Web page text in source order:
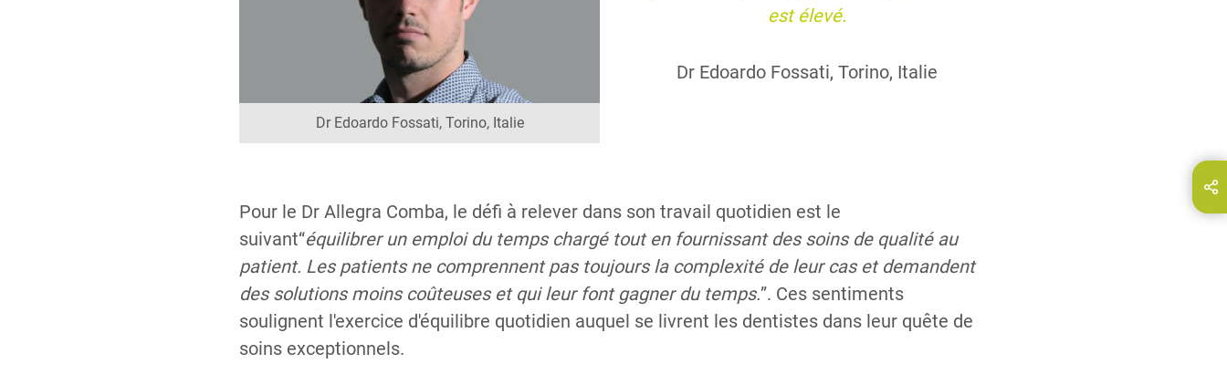
Dr Edoardo Fossati, Torino, Italie
est élevé.
Dr Edoardo Fossati, Torino, Italie
Pour le Dr Allegra Comba, le défi à relever dans son travail quotidien est le
suivant“équilibrer un emploi du temps chargé tout en fournissant des soins de qualité au
patient. Les patients ne comprennent pas toujours la complexité de leur cas et demandent
des solutions moins coûteuses et qui leur font gagner du temps.”. Ces sentiments
soulignent l'exercice d'équilibre quotidien auquel se livrent les dentistes dans leur quête de
soins exceptionnels.